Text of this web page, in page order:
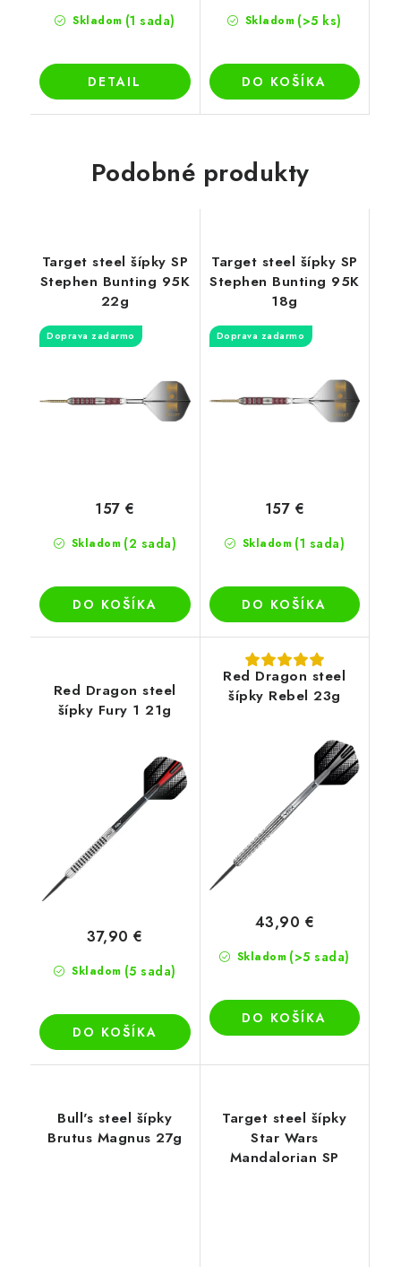
Skladom (1 sada)
DETAIL
Skladom (>5 ks)
DO KOŠÍKA
Podobné produkty
Target steel šípky SP
Stephen Bunting 95K
22g
Doprava zadarmo
Skladom (2 sada)
157 €
DO KOŠÍKA
Target steel šípky SP
Stephen Bunting 95K
18g
Doprava zadarmo
Skladom (1 sada)
157 €
DO KOŠÍKA
Red Dragon steel
šípky Fury 1 21g
Skladom (5 sada)
37,90 €
DO KOŠÍKA
Red Dragon steel
šípky Rebel 23g
Skladom (>5 sada)
43,90 €
DO KOŠÍKA
Bull's steel šípky
Brutus Magnus 27g
Target steel šípky
Star Wars
Mandalorian SP